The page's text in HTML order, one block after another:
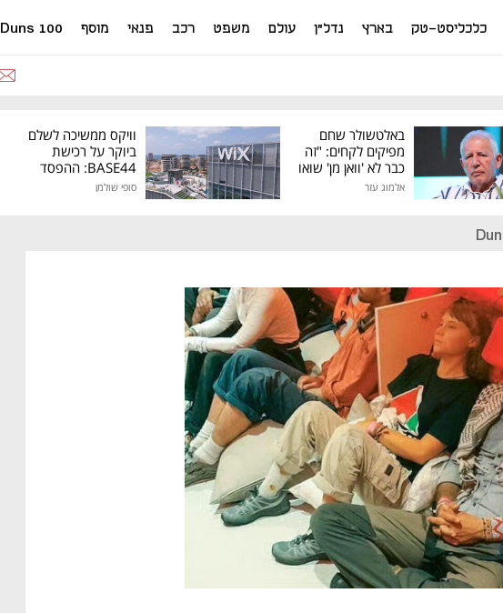
כלכליסט-טק בארץ נדל"ן עולם משפט רכב פנאי מוסף Duns 100
באלטשולר שחם
מפיקים לקחים: "זה
כבר לא 'וואן מן' שואו
של גילעד"
אלמוג עזר
וויקס ממשיכה לשלם
ביוקר על רכישת
BASE44: ההפסד
סופי שולמן